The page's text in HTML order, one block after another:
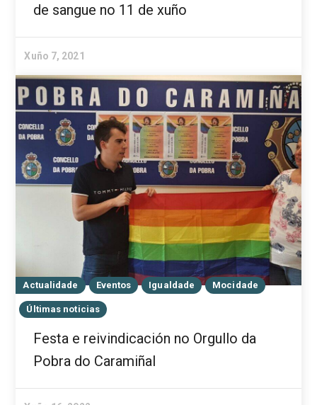
de sangue no 11 de xuño
Xuño 7, 2021
Actualidade Eventos Igualdade Mocidade
Últimas noticias
Festa e reivindicación no Orgullo da
Pobra do Caramiñal